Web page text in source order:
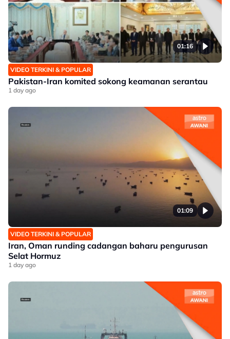
01:16
VIDEO TERKINI & POPULAR
Pakistan-Iran komited sokong keamanan serantau
1 day ago
01:09
VIDEO TERKINI & POPULAR
Iran, Oman runding cadangan baharu pengurusan
Selat Hormuz
1 day ago